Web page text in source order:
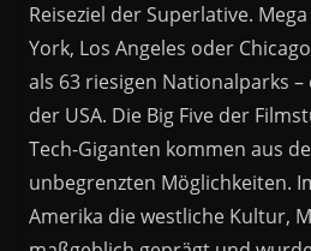
Reiseziel der Superlative.
York, Los Angeles oder
als 63 riesigen Nationalparks
der USA. Die Big Five der
Tech-Giganten kommen aus
unbegrenzten Möglichkeiten.
Amerika die westliche Kultur,